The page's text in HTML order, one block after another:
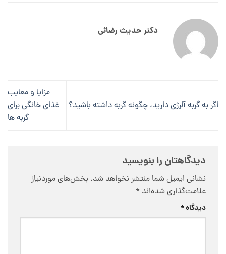
دکتر حدیث رضائی
اگر به گربه آلرژی دارید، چگونه گربه داشته باشید؟
مزایا و معایب
غذای خانگی برای
گربه ها
دیدگاهتان را بنویسید
نشانی ایمیل شما منتشر نخواهد شد. بخش‌های موردنیاز
علامت‌گذاری شده‌اند *
دیدگاه*